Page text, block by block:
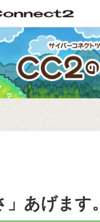
」あげます。